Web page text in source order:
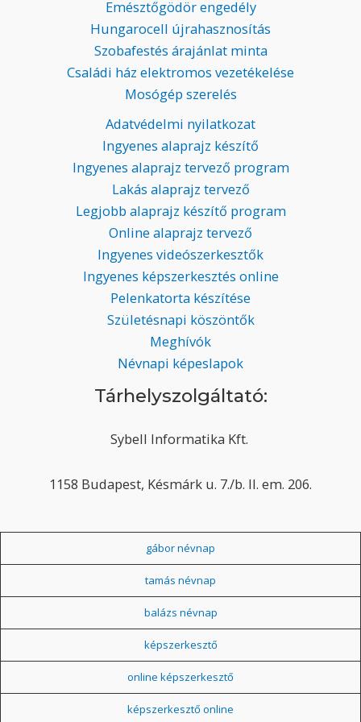
Emésztőgödör engedély
Hungarocell újrahasznosítás
Szobafestés árajánlat minta
Családi ház elektromos vezetékelése
Mosógép szerelés
Adatvédelmi nyilatkozat
Ingyenes alaprajz készítő
Ingyenes alaprajz tervező program
Lakás alaprajz tervező
Legjobb alaprajz készítő program
Online alaprajz tervező
Ingyenes videószerkesztők
Ingyenes képszerkesztés online
Pelenkatorta készítése
Születésnapi köszöntők
Meghívók
Névnapi képeslapok
Tárhelyszolgáltató:
Sybell Informatika Kft.
1158 Budapest, Késmárk u. 7./b. II. em. 206.
gábor névnap
tamás névnap
balázs névnap
képszerkesztő
online képszerkesztő
képszerkesztő online